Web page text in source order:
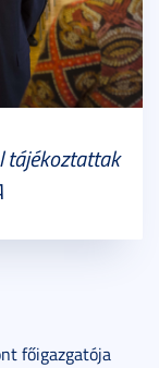
tájékoztattak
főigazgatója